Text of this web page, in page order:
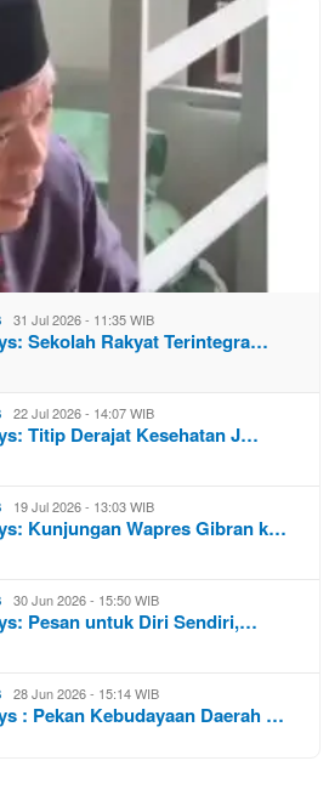
31 Jul 2026 - 11:35 WIB
Sekolah Rakyat Terintegra…
22 Jul 2026 - 14:07 WIB
Titip Derajat Kesehatan J…
19 Jul 2026 - 13:03 WIB
Kunjungan Wapres Gibran k…
30 Jun 2026 - 15:50 WIB
Pesan untuk Diri Sendiri,…
28 Jun 2026 - 15:14 WIB
: Pekan Kebudayaan Daerah …